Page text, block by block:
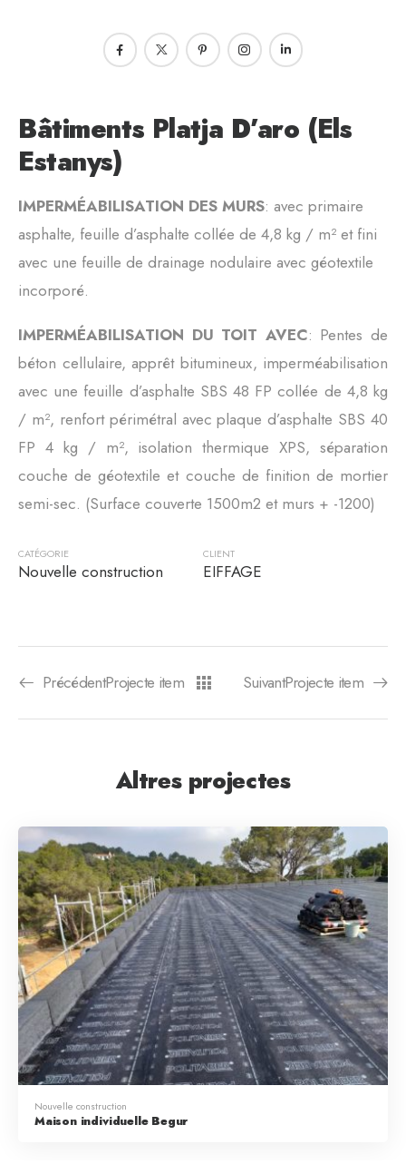
Bâtiments Platja D’aro (Els
Estanys)
IMPERMÉABILISATION DES MURS: avec primaire
asphalte, feuille d’asphalte collée de 4,8 kg / m² et fini
avec une feuille de drainage nodulaire avec géotextile
incorporé.
IMPERMÉABILISATION DU TOIT AVEC: Pentes de
béton cellulaire, apprêt bitumineux, imperméabilisation
avec une feuille d’asphalte SBS 48 FP collée de 4,8 kg
/ m², renfort périmétral avec plaque d’asphalte SBS 40
FP 4 kg / m², isolation thermique XPS, séparation
couche de géotextile et couche de finition de mortier
semi-sec. (Surface couverte 1500m2 et murs + -1200)
CATÉGORIE
Nouvelle construction
CLIENT
EIFFAGE
PrécédentProjecte item SuivantProjecte item
Altres projectes
Nouvelle construction
Maison individuelle Begur